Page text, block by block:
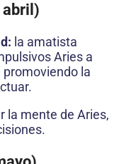
abril)
la amatista
Aries a
la
la mente de Aries,